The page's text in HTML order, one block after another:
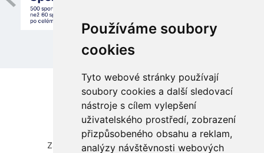
Používáme soubory
cookies
Tyto webové stránky používají
soubory cookies a další sledovací
nástroje s cílem vylepšení
uživatelského prostředí, zobrazení
přizpůsobeného obsahu a reklam,
analýzy návštěvnosti webových
Česká unie sportu, z.s.
Zátopkova 100/2, Praha 6 - Břevnov, 169 00